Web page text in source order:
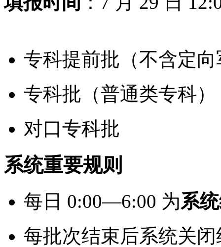
专科提前批（不含定
专科批（普通类专科）
对口专科批
系统重要规则
每日 0:00—6:00 为系
每批次结束后系统关